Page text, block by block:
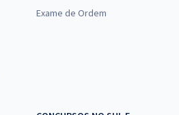
Exame de Ordem